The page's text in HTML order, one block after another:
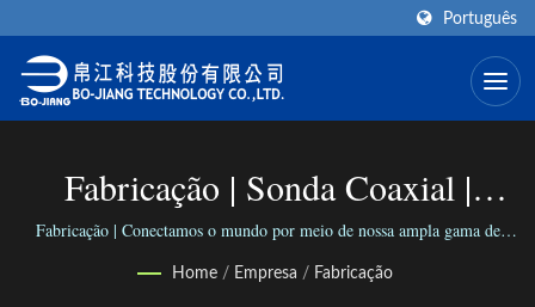
Português
Fabricação | Sonda Coaxial |
Fabricante De Conectores
Coaxiais | BO-JIANG
Fabricação | Conectamos o mundo por meio de nossa ampla gama de
Home / Empresa / Fabricação